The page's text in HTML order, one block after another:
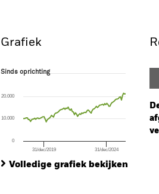
Grafiek
Sinds oprichting
The chart has 1 X axis displaying Time.
The chart has 1 Y axis displaying values.
Sinds oprichting
31/dec/2019 31/dec/2024
0
10.000
20.000
Volledige grafiek bekijken